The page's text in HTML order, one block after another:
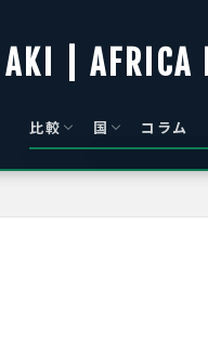
AKI | AFRICA
比較 国 コラム